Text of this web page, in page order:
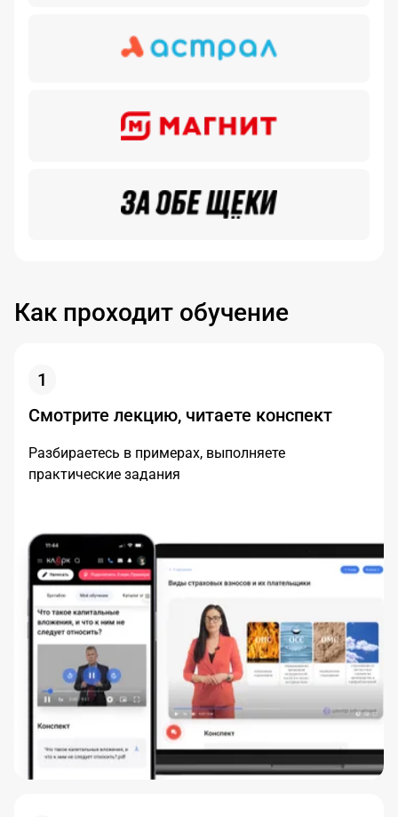
Как проходит обучение
1
Смотрите лекцию, читаете конспект
Разбираетесь в примерах, выполняете
практические задания